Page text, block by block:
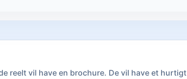
reelt vil have en brochure. De vil have et hurtigt